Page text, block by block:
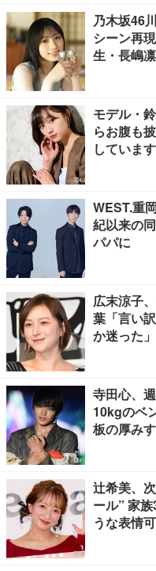
乃木坂46
シーン再
生・長嶋
モデル・
らお腹も
しています
WEST.重
紀以来の
パパに
広末涼子
葉「言い
か迷った」
寺田心、
10kgのベ
板の厚み
辻希美、
ール” 家
うな表情